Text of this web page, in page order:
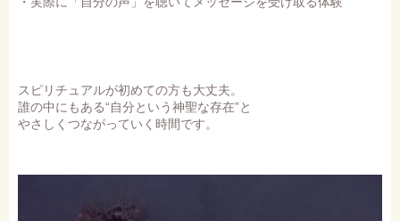
スピリチュアルが初めての方も大丈夫。
誰の中にもある“自分という神聖な存在”と
やさしくつながっていく時間です。